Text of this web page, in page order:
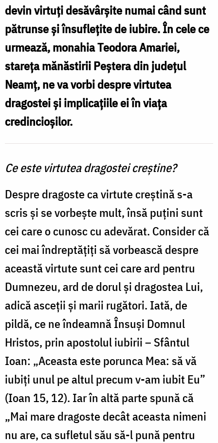
devin virtuţi desăvârşite numai când sunt
pătrunse şi însufleţite de iubire. În cele ce
urmează, monahia Teodora Amariei,
stareţa mănăstirii Peştera din judeţul
Neamţ, ne va vorbi despre virtutea
dragostei şi implicaţiile ei în viaţa
credincioşilor.
Ce este virtutea dragostei creştine?
Despre dragoste ca virtute creştină s-a
scris şi se vorbeşte mult, însă puţini sunt
cei care o cunosc cu adevărat. Consider că
cei mai îndreptăţiţi să vorbească despre
această virtute sunt cei care ard pentru
Dumnezeu, ard de dorul şi dragostea Lui,
adică asceţii şi marii rugători. Iată, de
pildă, ce ne îndeamnă Însuşi Domnul
Hristos, prin apostolul iubirii – Sfântul
Ioan: „Aceasta este porunca Mea: să vă
iubiţi unul pe altul precum v-am iubit Eu”
(Ioan 15, 12). Iar în altă parte spună că
„Mai mare dragoste decât aceasta nimeni
nu are, ca sufletul său să-l pună pentru